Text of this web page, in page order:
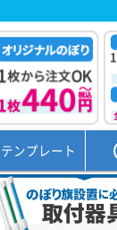
テンプレート